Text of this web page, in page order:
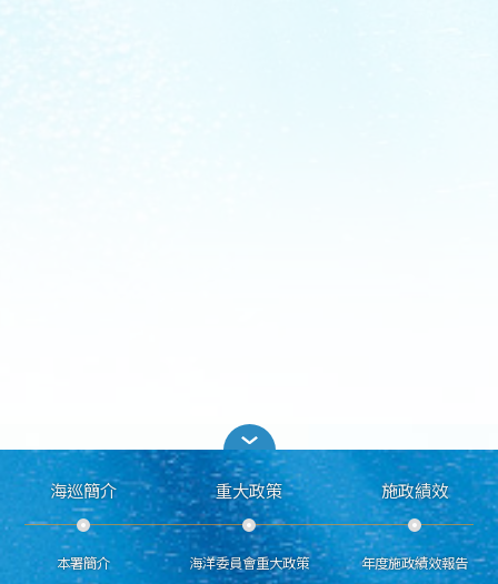
海巡簡介
本署簡介
重大政策
海洋委員會重大政策
施政績效
年度施政績效報告